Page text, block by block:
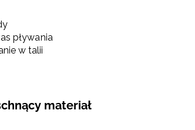
pływania
w talii
materiał